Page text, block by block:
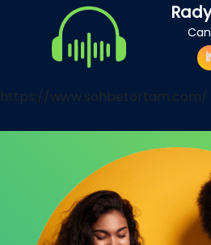
https://www.sohbetortam.com/